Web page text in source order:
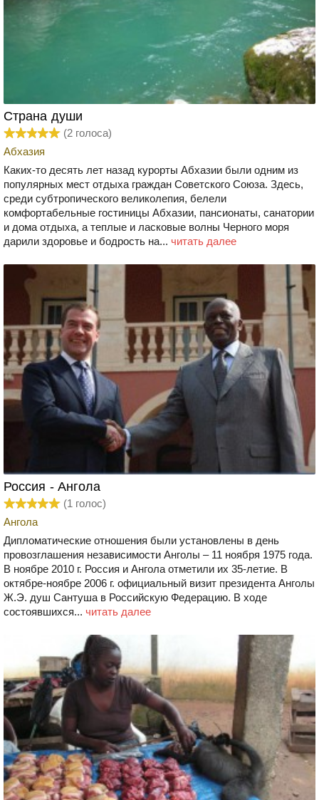
Страна души
(2 голоса)
Абхазия
Каких-то десять лет назад курорты Абхазии были одним из
популярных мест отдыха граждан Советского Союза. Здесь,
среди субтропического великолепия, белели
комфортабельные гостиницы Абхазии, пансионаты, санатории
и дома отдыха, а теплые и ласковые волны Черного моря
дарили здоровье и бодрость на... читать далее
Россия - Ангола
(1 голос)
Ангола
Дипломатические отношения были установлены в день
провозглашения независимости Анголы – 11 ноября 1975 года.
В ноябре 2010 г. Россия и Ангола отметили их 35-летие. В
октябре-ноябре 2006 г. официальный визит президента Анголы
Ж.Э. душ Сантуша в Российскую Федерацию. В ходе
состоявшихся... читать далее